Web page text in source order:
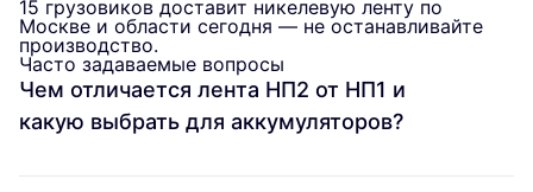
15 грузовиков доставит никелевую ленту по
Москве и области сегодня — не останавливайте
производство.
Часто задаваемые вопросы
Чем отличается лента НП2 от НП1 и
какую выбрать для аккумуляторов?